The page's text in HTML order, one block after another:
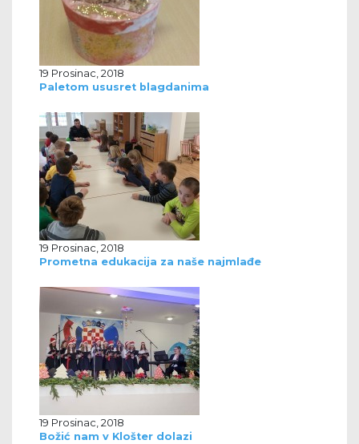
19 Prosinac, 2018
Paletom ususret blagdanima
19 Prosinac, 2018
Prometna edukacija za naše najmlađe
19 Prosinac, 2018
Božić nam v Klošter dolazi